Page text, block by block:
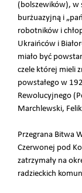
(bolszewików), w
burżuazyjną i
robotników i
Ukraińców i
miało być
czele której mieli
powstałego w
Rewolucyjnego
Marchlewski,
Przegrana Bitwa
Czerwonej pod
zatrzymały na
radzieckich